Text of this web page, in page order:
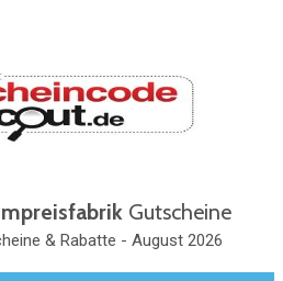
Gutscheine
& Rabatte - August 2026